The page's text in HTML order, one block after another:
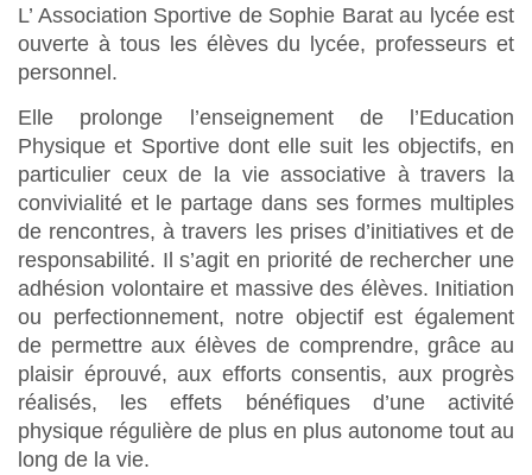
L’ Association Sportive de Sophie Barat au lycée est
ouverte à tous les élèves du lycée, professeurs et
personnel.
Elle prolonge l’enseignement de l’Education
Physique et Sportive dont elle suit les objectifs, en
particulier ceux de la vie associative à travers la
convivialité et le partage dans ses formes multiples
de rencontres, à travers les prises d’initiatives et de
responsabilité. Il s’agit en priorité de rechercher une
adhésion volontaire et massive des élèves. Initiation
ou perfectionnement, notre objectif est également
de permettre aux élèves de comprendre, grâce au
plaisir éprouvé, aux efforts consentis, aux progrès
réalisés, les effets bénéfiques d’une activité
physique régulière de plus en plus autonome tout au
long de la vie.